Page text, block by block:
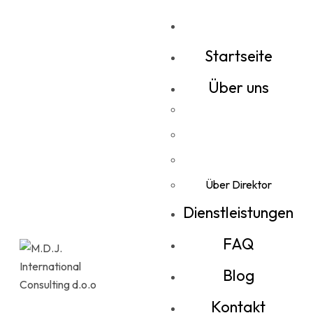
Startseite
Über uns
Über Direktor
Dienstleistungen
FAQ
Blog
Kontakt